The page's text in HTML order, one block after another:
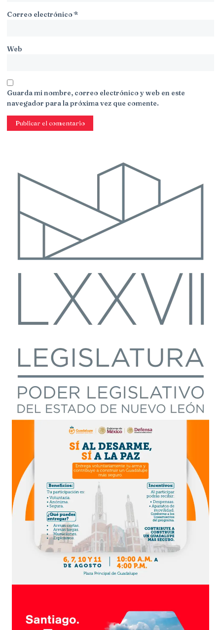
Correo electrónico*
Web
Guarda mi nombre, correo electrónico y web en este
navegador para la próxima vez que comente.